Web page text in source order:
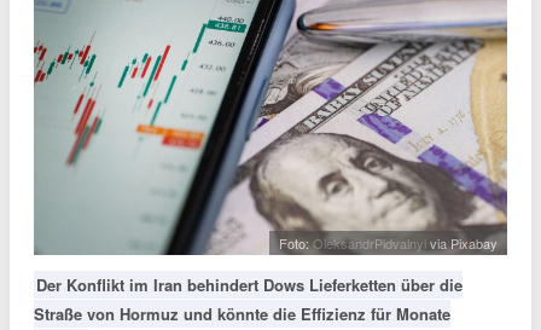
Foto:OleksandrPidvalnyivia Pixabay
Der Konflikt im Iran behindert Dows Lieferketten über die
Straße von Hormuz und könnte die Effizienz für Monate